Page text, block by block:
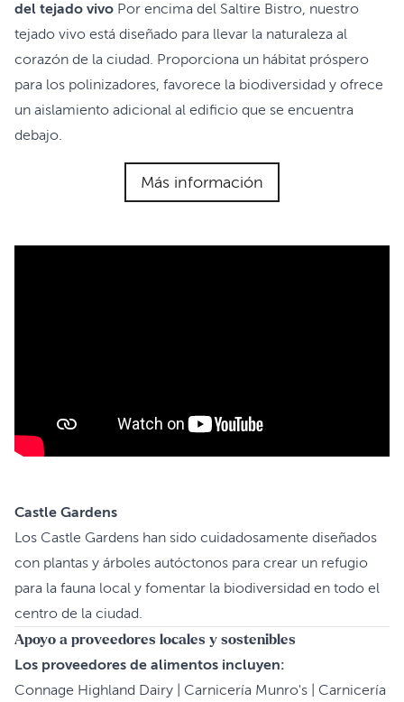
del tejado vivo Por encima del Saltire Bistro, nuestro
tejado vivo está diseñado para llevar la naturaleza al
corazón de la ciudad. Proporciona un hábitat próspero
para los polinizadores, favorece la biodiversidad y ofrece
un aislamiento adicional al edificio que se encuentra
debajo.
Más información
Castle Gardens
Los Castle Gardens han sido cuidadosamente diseñados
con plantas y árboles autóctonos para crear un refugio
para la fauna local y fomentar la biodiversidad en todo el
centro de la ciudad.
Apoyo a proveedores locales y sostenibles
Los proveedores de alimentos incluyen:
Connage Highland Dairy | Carnicería Munro's | Carnicería